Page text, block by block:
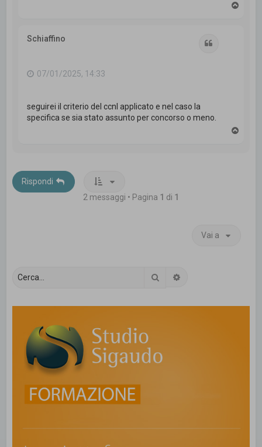
Schiaffino
07/01/2025, 14:33
seguirei il criterio del ccnl applicato e nel caso la
specifica se sia stato assunto per concorso o meno.
Rispondi
2 messaggi • Pagina 1 di 1
Vai a
Cerca